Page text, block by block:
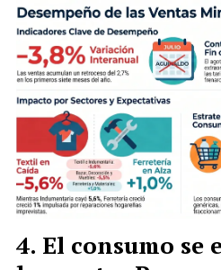
El consumo se